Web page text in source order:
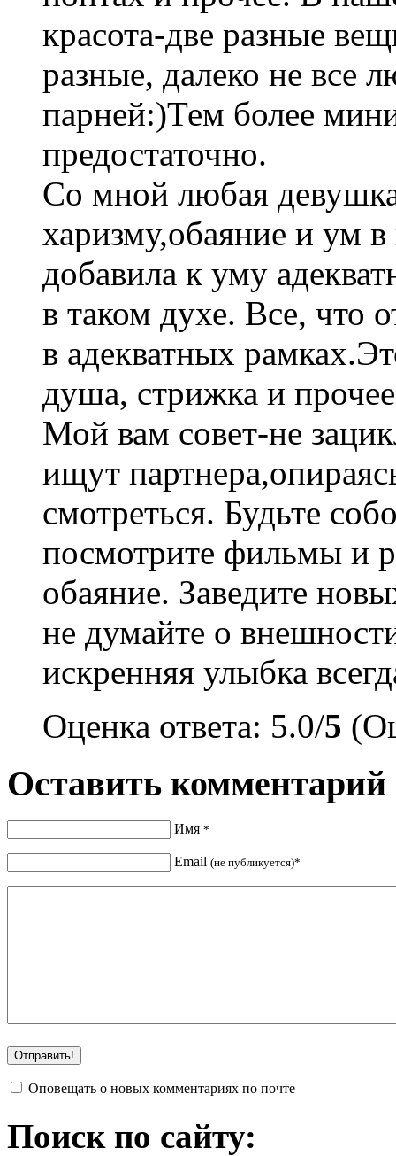
красота-две разные
разные, далеко не все
парней:)Тем более
предостаточно.
Со мной любая
харизму,обаяние и ум
добавила к уму
в таком духе. Все, что
в адекватных
душа, стрижка и
Мой вам совет-не
ищут
смотреться. Будьте
посмотрите фильмы и
обаяние. Заведите
не думайте о
искренняя улыбка
Оценка ответа: 5.0/5
Оставить комментарий
Имя *
Email (не публикуется)*
Оповещать о новых комментариях по почте
Поиск по сайту: